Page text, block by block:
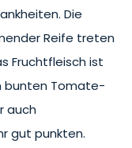
Die
Reife treten
Fruchtfleisch ist
bunten Tomate-
auch
gut punkten.